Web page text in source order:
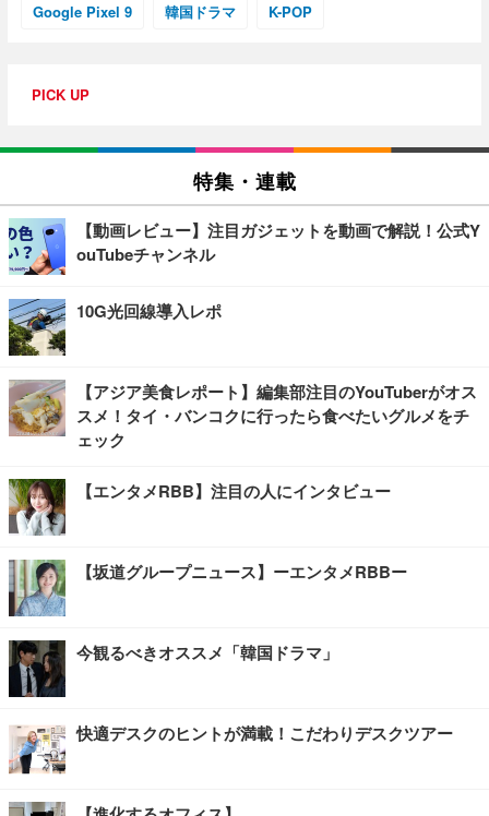
Google Pixel 9 韓国ドラマ K-POP
PICK UP
特集・連載
【動画レビュー】注目ガジェットを動画で解説！公式Y
ouTubeチャンネル
10G光回線導入レポ
【アジア美食レポート】編集部注目のYouTuberがオス
スメ！タイ・バンコクに行ったら食べたいグルメをチ
ェック
【エンタメRBB】注目の人にインタビュー
【坂道グループニュース】ーエンタメRBBー
今観るべきオススメ「韓国ドラマ」
快適デスクのヒントが満載！こだわりデスクツアー